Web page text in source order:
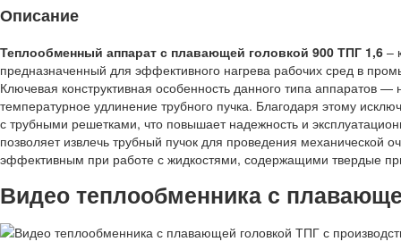
Описание
Теплообменный аппарат с плавающей головкой 900 ТПГ 1,6 –
предназначенный для эффективного нагрева рабочих сред в
Ключевая конструктивная особенность данного типа аппаратов
температурное удлинение трубного пучка. Благодаря этому
с трубными решетками, что повышает надежность и
позволяет извлечь трубный пучок для проведения механической
эффективным при работе с жидкостями, содержащими твердые
Видео теплообменника с